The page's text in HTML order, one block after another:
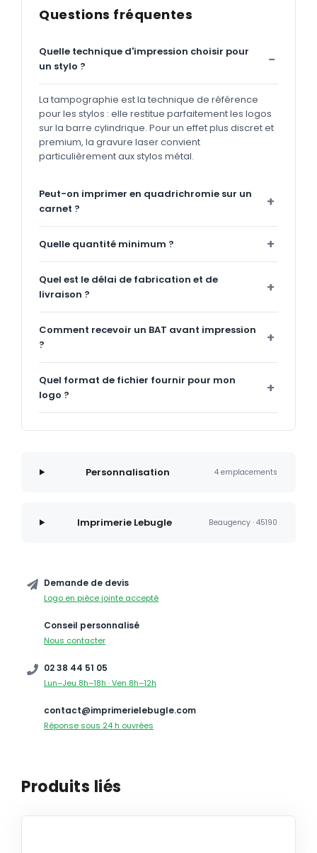
Questions fréquentes
Quelle technique d'impression choisir pour
un stylo ?
La tampographie est la technique de référence
pour les stylos : elle restitue parfaitement les logos
sur la barre cylindrique. Pour un effet plus discret et
premium, la gravure laser convient
particulièrement aux stylos métal.
Peut-on imprimer en quadrichromie sur un
carnet ?
Quelle quantité minimum ?
Quel est le délai de fabrication et de
livraison ?
Comment recevoir un BAT avant impression
?
Quel format de fichier fournir pour mon
logo ?
Personnalisation 4 emplacements
Imprimerie Lebugle Beaugency · 45190
Demande de devis
Logo en pièce jointe accepté
Conseil personnalisé
Nous contacter
02 38 44 51 05
Lun–Jeu 8h–18h · Ven 8h–12h
contact@imprimerielebugle.com
Réponse sous 24 h ouvrées
Produits liés